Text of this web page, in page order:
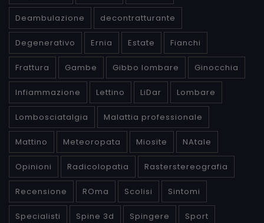
Deambulazione decontratturante
Degenerativo Ernia Estate Fianchi
Frattura Gambe Gibbo lombare Ginocchia
Infiammazione Lettino LiDar Lombare
Lombosciatalgia Malattia professionale
Mattino Meteoropata Miosite NAtale
Opinioni Radicolopatia Rasterstereografia
Recensione ROma Scolisi Sintomi
Specialisti Spine 3d Spingere Sport